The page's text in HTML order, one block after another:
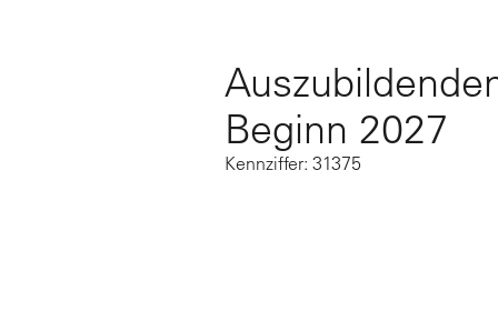
Beginn 2027
Kennziffer: 31375